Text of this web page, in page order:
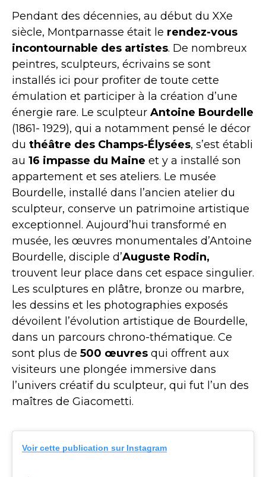
Pendant des décennies, au début du XXe
siècle, Montparnasse était le rendez-vous
incontournable des artistes. De nombreux
peintres, sculpteurs, écrivains se sont
installés ici pour profiter de toute cette
émulation et participer à la création d’une
énergie rare. Le sculpteur Antoine Bourdelle
(1861- 1929), qui a notamment pensé le décor
du théâtre des Champs-Élysées, s’est établi
au 16 impasse du Maine et y a installé son
appartement et ses ateliers. Le musée
Bourdelle, installé dans l’ancien atelier du
sculpteur, conserve un patrimoine artistique
exceptionnel. Aujourd’hui transformé en
musée, les œuvres monumentales d’Antoine
Bourdelle, disciple d’Auguste Rodin,
trouvent leur place dans cet espace singulier.
Les sculptures en plâtre, bronze ou marbre,
les dessins et les photographies exposés
dévoilent l’évolution artistique de Bourdelle,
dans un parcours chrono-thématique. Ce
sont plus de 500 œuvres qui offrent aux
visiteurs une plongée immersive dans
l’univers créatif du sculpteur, qui fut l’un des
maîtres de Giacometti.
Voir cette publication sur Instagram